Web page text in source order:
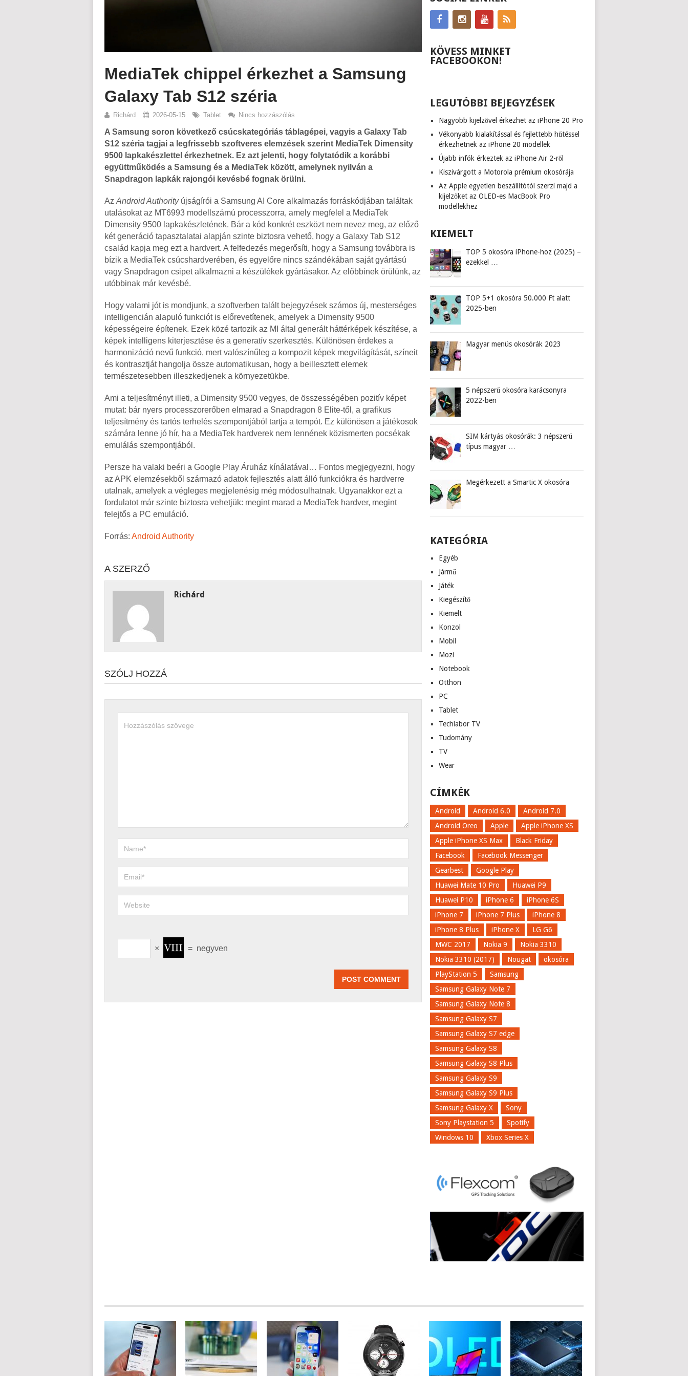
MediaTek chippel érkezhet a Samsung
Galaxy Tab S12 széria
Richárd 2026-05-15 Tablet Nincs hozzászólás
A Samsung soron következő csúcskategóriás táblagépei, vagyis a Galaxy Tab
S12 széria tagjai a legfrissebb szoftveres elemzések szerint MediaTek Dimensity
9500 lapkakészlettel érkezhetnek. Ez azt jelenti, hogy folytatódik a korábbi
együttműködés a Samsung és a MediaTek között, amelynek nyilván a
Snapdragon lapkák rajongói kevésbé fognak örülni.
AzAndroid Authorityújságírói a Samsung AI Core alkalmazás forráskódjában találtak
utalásokat az MT6993 modellszámú processzorra, amely megfelel a MediaTek
Dimensity 9500 lapkakészletének. Bár a kód konkrét eszközt nem nevez meg, az előző
két generáció tapasztalatai alapján szinte biztosra vehető, hogy a Galaxy Tab S12
család kapja meg ezt a hardvert. A felfedezés megerősíti, hogy a Samsung továbbra is
bízik a MediaTek csúcshardverében, és egyelőre nincs szándékában saját gyártású
vagy Snapdragon csipet alkalmazni a készülékek gyártásakor. Az előbbinek örülünk, az
utóbbinak már kevésbé.
Hogy valami jót is mondjunk, a szoftverben talált bejegyzések számos új, mesterséges
intelligencián alapuló funkciót is előrevetítenek, amelyek a Dimensity 9500
képességeire építenek. Ezek közé tartozik az MI által generált háttérképek készítése, a
képek intelligens kiterjesztése és a generatív szerkesztés. Különösen érdekes a
harmonizáció nevű funkció, mert valószínűleg a kompozit képek megvilágítását, színeit
és kontrasztját hangolja össze automatikusan, hogy a beillesztett elemek
természetesebben illeszkedjenek a környezetükbe.
Ami a teljesítményt illeti, a Dimensity 9500 vegyes, de összességében pozitív képet
mutat: bár nyers processzorerőben elmarad a Snapdragon 8 Elite-től, a grafikus
teljesítmény és tartós terhelés szempontjából tartja a tempót. Ez különösen a játékosok
számára lenne jó hír, ha a MediaTek hardverek nem lennének közismerten pocsékak
emulálás szempontjából.
Persze ha valaki beéri a Google Play Áruház kínálatával… Fontos megjegyezni, hogy
az APK elemzésekből származó adatok fejlesztés alatt álló funkciókra és hardverre
utalnak, amelyek a végleges megjelenésig még módosulhatnak. Ugyanakkor ezt a
fordulatot már szinte biztosra vehetjük: megint marad a MediaTek hardver, megint
felejtős a PC emuláció.
Forrás: Android Authority
A SZERZŐ
Richárd
SZÓLJ HOZZÁ
× = negyven
KÖVESS MINKET
FACEBOOKON!
LEGUTÓBBI BEJEGYZÉSEK
Nagyobb kijelzővel érkezhet az iPhone 20 Pro
Vékonyabb kialakítással és fejlettebb hűtéssel
érkezhetnek az iPhone 20 modellek
Újabb infók érkeztek az iPhone Air 2-ről
Kiszivárgott a Motorola prémium okosórája
Az Apple egyetlen beszállítótól szerzi majd a
kijelzőket az OLED-es MacBook Pro
modellekhez
KIEMELT
TOP 5 okosóra iPhone-hoz (2025) –
ezekkel …
TOP 5+1 okosóra 50.000 Ft alatt
2025-ben
Magyar menüs okosórák 2023
5 népszerű okosóra karácsonyra
2022-ben
SIM kártyás okosórák: 3 népszerű
típus magyar …
Megérkezett a Smartic X okosóra
KATEGÓRIA
Egyéb
Jármű
Játék
Kiegészítő
Kiemelt
Konzol
Mobil
Mozi
Notebook
Otthon
PC
Tablet
Techlabor TV
Tudomány
TV
Wear
CÍMKÉK
Android Android 6.0
Android 7.0
Android Oreo
Apple
Apple iPhone XS
Apple iPhone XS Max
Black Friday
Facebook
Facebook Messenger
Gearbest
Google Play
Huawei Mate 10 Pro
Huawei P9
Huawei P10
iPhone 6
iPhone 6S
iPhone 7
iPhone 7 Plus
iPhone 8
iPhone 8 Plus
iPhone X
LG G6
MWC 2017
Nokia 9
Nokia 3310
Nokia 3310 (2017)
Nougat
okosóra
PlayStation 5
Samsung
Samsung Galaxy Note 7
Samsung Galaxy Note 8
Samsung Galaxy S7
Samsung Galaxy S7 edge
Samsung Galaxy S8
Samsung Galaxy S8 Plus
Samsung Galaxy S9
Samsung Galaxy S9 Plus
Samsung Galaxy X
Sony
Sony Playstation 5
Spotify
Windows 10
Xbox Series X